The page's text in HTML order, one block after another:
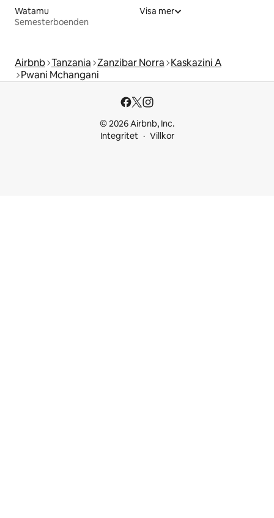
Watamu
Semesterboenden
Visa mer
Airbnb Tanzania Zanzibar Norra Kaskazini A
Pwani Mchangani
© 2026 Airbnb, Inc.
Integritet
Villkor